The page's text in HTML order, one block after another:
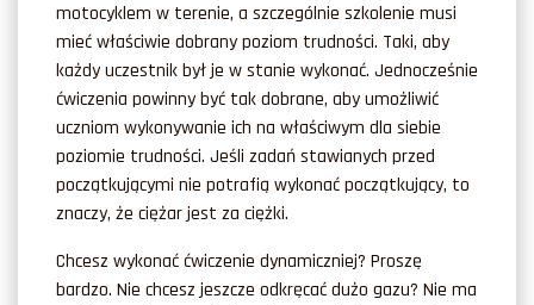
motocyklem w terenie, a szczególnie szkolenie musi
mieć właściwie dobrany poziom trudności. Taki, aby
każdy uczestnik był je w stanie wykonać. Jednocześnie
ćwiczenia powinny być tak dobrane, aby umożliwić
uczniom wykonywanie ich na właściwym dla siebie
poziomie trudności. Jeśli zadań stawianych przed
początkującymi nie potrafią wykonać początkujący, to
znaczy, że ciężar jest za ciężki.
Chcesz wykonać ćwiczenie dynamiczniej? Proszę
bardzo. Nie chcesz jeszcze odkręcać dużo gazu? Nie ma